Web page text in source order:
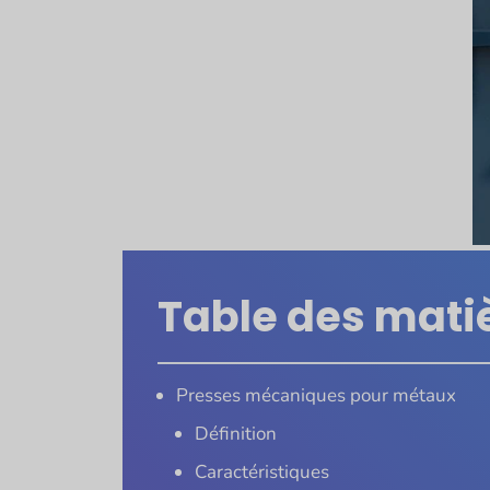
Table des
Presses mécaniques pour métaux
Définition
Caractéristiques